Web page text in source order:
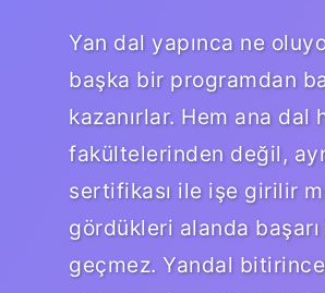
Yan dal yapınca ne
başka bir programdan
kazanırlar. Hem ana
fakültelerinden değil,
sertifikası ile işe girilir
gördükleri alanda
geçmez. Yandal